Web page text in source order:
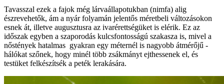
Tavasszal ezek a fajok még lárvaállapotukban (nimfa) alig
észrevehetők, ám a nyár folyamán jelentős méretbeli változásokon
esnek át, illetve augusztusra az ivarérettségüket is elérik. Ez az
időszak egyben a szaporodás kulcsfontosságú szakasza is, mivel a
nőstények hatalmas ­ gyakran egy méternél is nagyobb átmérőjű ­
hálókat szőnek, hogy minél több zsákmányt ejthessenek el, és
testüket felkészítsék a peték lerakására.